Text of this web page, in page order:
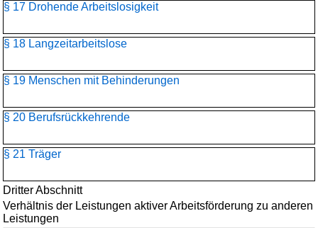
§ 17 Drohende Arbeitslosigkeit
§ 18 Langzeitarbeitslose
§ 19 Menschen mit Behinderungen
§ 20 Berufsrückkehrende
§ 21 Träger
Dritter Abschnitt
Verhältnis der Leistungen aktiver Arbeitsförderung zu anderen
Leistungen